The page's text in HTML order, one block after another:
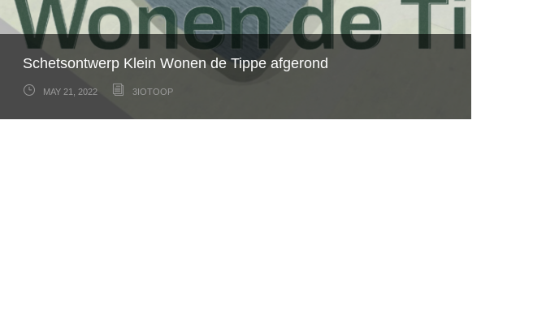
Schetsontwerp Klein Wonen de Tippe afgerond
MAY 21, 2022 3IOTOOP
Eerste blik op de gevels
MAY 11, 2022 3IOTOOP
Zelf bouwen met stro
MAY 11, 2022 3IOTOOP